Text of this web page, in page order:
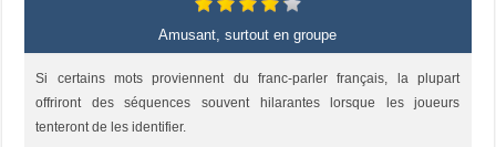
Amusant, surtout en groupe
Si certains mots proviennent du franc-parler français, la plupart
offriront des séquences souvent hilarantes lorsque les joueurs
tenteront de les identifier.